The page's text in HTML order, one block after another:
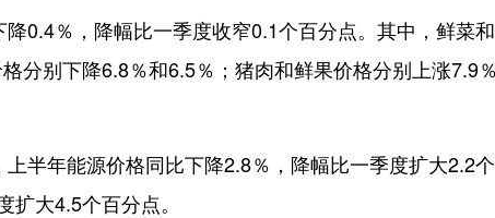
％，降幅比一季度收窄0.1个百分点。其中，鲜菜
分别下降6.8％和6.5％；猪肉和鲜果价格分别上涨7.9
年能源价格同比下降2.8％，降幅比一季度扩大2.2
大4.5个百分点。